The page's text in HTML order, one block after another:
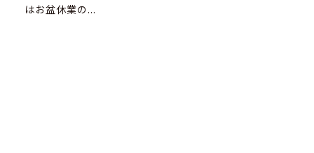
はお盆休業の...